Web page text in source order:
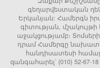
գեղարվեստական
Երկանյան: Համերգն
գիտության,
աջակցությամբ։ Տոմսերի
դրամ Համերգը
հանդիսատեսի
զանգահարել՝ (010) 52-67-